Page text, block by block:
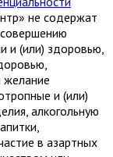
не содержат
и (или) здоровью,
желание
и (или)
алкогольную
в азартных